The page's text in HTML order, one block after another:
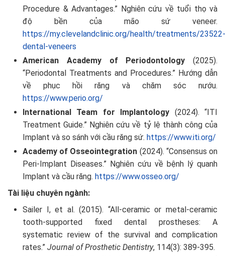
Procedure & Advantages.” Nghiên cứu về tuổi thọ và
độ bền của mão sứ veneer.
https://my.clevelandclinic.org/health/treatments/23522-
dental-veneers
American Academy of Periodontology (2025).
“Periodontal Treatments and Procedures.” Hướng dẫn
về phục hồi răng và chăm sóc nướu.
https://www.perio.org/
International Team for Implantology (2024). “ITI
Treatment Guide.” Nghiên cứu về tỷ lệ thành công của
Implant và so sánh với cầu răng sứ. https://www.iti.org/
Academy of Osseointegration (2024). “Consensus on
Peri-Implant Diseases.” Nghiên cứu về bệnh lý quanh
Implant và cầu răng. https://www.osseo.org/
Tài liệu chuyên ngành:
Sailer I, et al. (2015). “All-ceramic or metal-ceramic
tooth-supported fixed dental prostheses: A
systematic review of the survival and complication
rates.” Journal of Prosthetic Dentistry, 114(3): 389-395.